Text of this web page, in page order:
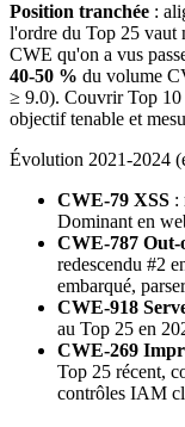
Position tranchée :
l'ordre du Top 25 vaut
CWE qu'on a vus
40-50 % du volume
≥ 9.0). Couvrir Top 10
objectif tenable et
Évolution 2021-2024
CWE-79 XSS :
Dominant en
CWE-787
redescendu #2
embarqué,
CWE-918
au Top 25 en
CWE-269
Top 25 récent,
contrôles IAM